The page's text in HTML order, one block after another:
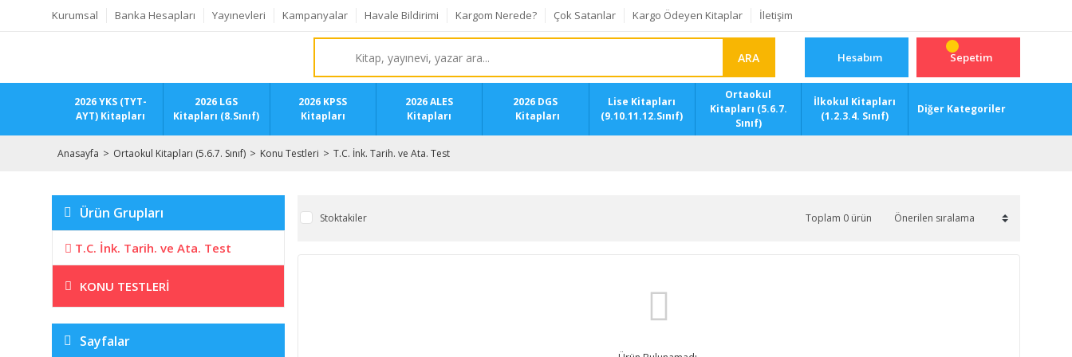
Kurumsal Banka Hesapları Yayınevleri Kampanyalar Havale Bildirimi Kargom Nerede? Çok Satanlar Kargo Ödeyen Kitaplar İletişim
ARA Hesabım Sepetim
2026 YKS (TYT-
AYT) Kitapları
2026 LGS
Kitapları (8.Sınıf)
2026 KPSS
Kitapları
2026 ALES
Kitapları
2026 DGS
Kitapları
Lise Kitapları
(9.10.11.12.Sınıf)
Ortaokul
Kitapları (5.6.7.
Sınıf)
İlkokul Kitapları
(1.2.3.4. Sınıf)
Diğer Kategoriler
Anasayfa Ortaokul Kitapları (5.6.7. Sınıf) Konu Testleri T.C. İnk. Tarih. ve Ata. Test
Ürün Grupları
T.C. İnk. Tarih. ve Ata. Test
KONU TESTLERI
Sayfalar
Stoktakiler Toplam 0 ürün